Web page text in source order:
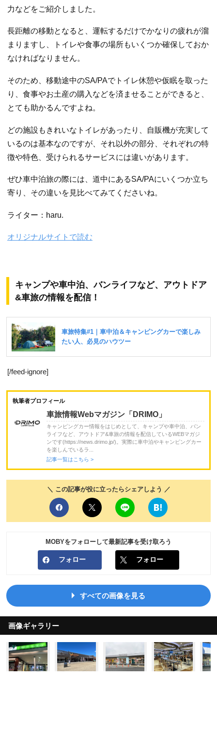
力などをご紹介しました。
長距離の移動となると、運転するだけでかなりの疲れが溜
まりますし、トイレや食事の場所もいくつか確保しておか
なければなりません。
そのため、移動途中のSA/PAでトイレ休憩や仮眠を取った
り、食事やお土産の購入などを済ませることができると、
とても助かるんですよね。
どの施設もきれいなトイレがあったり、自販機が充実して
いるのは基本なのですが、それ以外の部分、それぞれの特
徴や特色、受けられるサービスには違いがあります。
ぜひ車中泊旅の際には、道中にあるSA/PAにいくつか立ち
寄り、その違いを見比べてみてくださいね。
ライター：haru.
オリジナルサイトで読む
キャンプや車中泊、バンライフなど、アウトドア
&車旅の情報を配信！
[/feed-ignore]
執筆者プロフィール
車旅情報Webマガジン「DRIMO」
キャンピングカー情報をはじめとして、キャンプや車中泊、バン
ライフなど、アウトドア&車旅の情報を配信しているWEBマガジ
ンです(https://news.drimo.jp/)。実際に車中泊やキャンピングカー
を楽しんでいるラ...
記事一覧はこちら >
＼ この記事が役に立ったらシェアしよう ／
MOBYをフォローして最新記事を受け取ろう
フォロー フォロー
すべての画像を見る
画像ギャラリー